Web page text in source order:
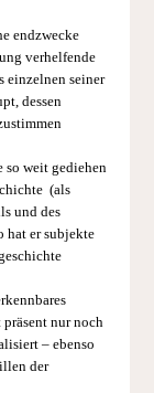
endzwecke
verhelfende
einzelnen seiner
dessen
so weit gediehen
(als
und des
hat er subjekte
nur noch
– ebenso
der